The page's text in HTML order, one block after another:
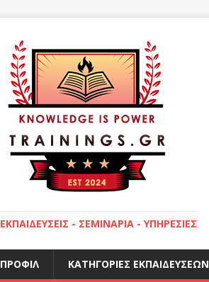
ΕΚΠΑΙΔΕΎΣΕΙΣ - ΣΕΜΙΝΆΡΙΑ - ΥΠΗΡΕΣΊΕΣ
ΠΡΟΦΊΛ ΚΑΤΗΓΟΡΊΕΣ ΕΚΠΑΙΔΕΎΣΕΩΝ